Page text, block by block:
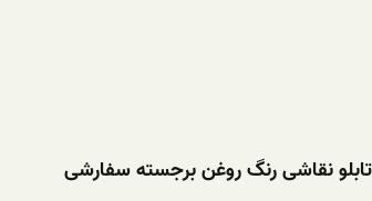
تابلو نقاشی رنگ روغن برجسته سفارشی